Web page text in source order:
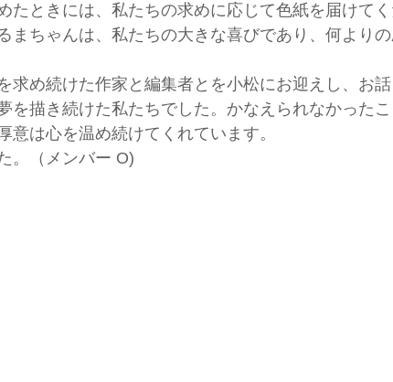
たときには、私たちの求めに応じて色紙を届けて
まちゃんは、私たちの大きな喜びであり、何より
求め続けた作家と編集者とを小松にお迎えし、お
を描き続けた私たちでした。かなえられなかった
意は心を温め続けてくれています。
。（メンバー O)